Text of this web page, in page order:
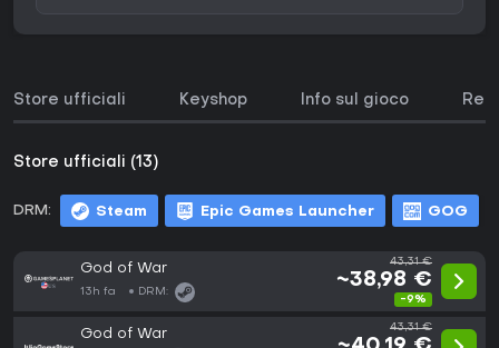
Store ufficiali Keyshop Info sul gioco
Store ufficiali (13)
DRM: Steam Epic Games Launcher GOG
God of War
13h fa DRM:
43,31 €
~38,98 €
-9%
God of War 43,31 €